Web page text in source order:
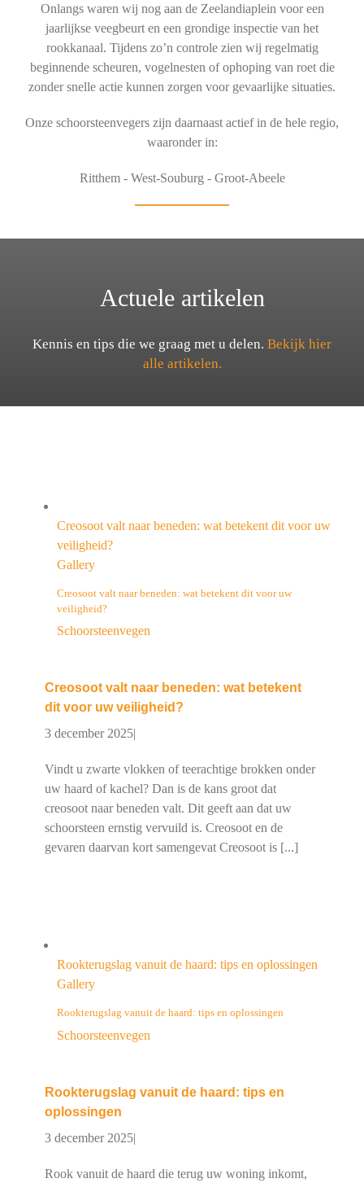
Onlangs waren wij nog aan de Zeelandiaplein voor een
jaarlijkse veegbeurt en een grondige inspectie van het
rookkanaal. Tijdens zo’n controle zien wij regelmatig
beginnende scheuren, vogelnesten of ophoping van roet die
zonder snelle actie kunnen zorgen voor gevaarlijke situaties.
Onze schoorsteenvegers zijn daarnaast actief in de hele regio,
waaronder in:
Ritthem - West-Souburg - Groot-Abeele
Actuele artikelen
Kennis en tips die we graag met u delen. Bekijk hier
alle artikelen.
Creosoot valt naar beneden: wat betekent dit voor uw
veiligheid?
Gallery
Creosoot valt naar beneden: wat betekent dit voor uw
veiligheid?
Schoorsteenvegen
Creosoot valt naar beneden: wat betekent
dit voor uw veiligheid?
3 december 2025|
Vindt u zwarte vlokken of teerachtige brokken onder
uw haard of kachel? Dan is de kans groot dat
creosoot naar beneden valt. Dit geeft aan dat uw
schoorsteen ernstig vervuild is. Creosoot en de
gevaren daarvan kort samengevat Creosoot is [...]
Rookterugslag vanuit de haard: tips en oplossingen
Gallery
Rookterugslag vanuit de haard: tips en oplossingen
Schoorsteenvegen
Rookterugslag vanuit de haard: tips en
oplossingen
3 december 2025|
Rook vanuit de haard die terug uw woning inkomt,